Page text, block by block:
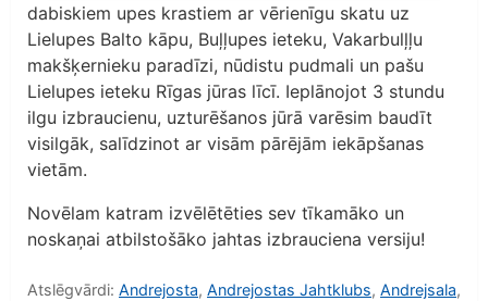
dabiskiem upes krastiem ar vērienīgu skatu uz
Lielupes Balto kāpu, Buļļupes ieteku, Vakarbulļļu
makšķernieku paradīzi, nūdistu pudmali un pašu
Lielupes ieteku Rīgas jūras līcī. Ieplānojot 3 stundu
ilgu izbraucienu, uzturēšanos jūrā varēsim baudīt
visilgāk, salīdzinot ar visām pārējām iekāpšanas
vietām.
Novēlam katram izvēlētēties sev tīkamāko un
noskaņai atbilstošāko jahtas izbrauciena versiju!
Atslēgvārdi: Andrejosta, Andrejostas Jahtklubs, Andrejsala,